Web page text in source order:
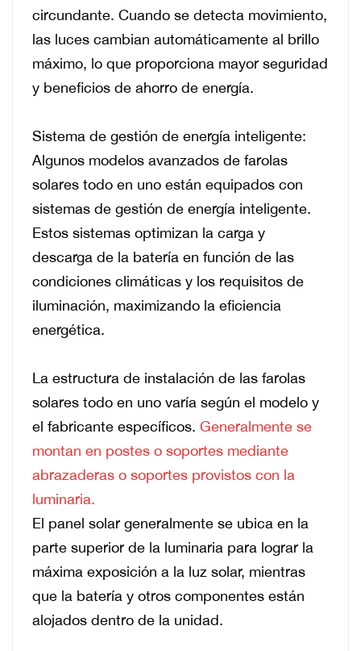
circundante. Cuando se detecta movimiento,
las luces cambian automáticamente al brillo
máximo, lo que proporciona mayor seguridad
y beneficios de ahorro de energía.
Sistema de gestión de energía inteligente:
Algunos modelos avanzados de farolas
solares todo en uno están equipados con
sistemas de gestión de energía inteligente.
Estos sistemas optimizan la carga y
descarga de la batería en función de las
condiciones climáticas y los requisitos de
iluminación, maximizando la eficiencia
energética.
La estructura de instalación de las farolas
solares todo en uno varía según el modelo y
el fabricante específicos. Generalmente se
montan en postes o soportes mediante
abrazaderas o soportes provistos con la
luminaria.
El panel solar generalmente se ubica en la
parte superior de la luminaria para lograr la
máxima exposición a la luz solar, mientras
que la batería y otros componentes están
alojados dentro de la unidad.